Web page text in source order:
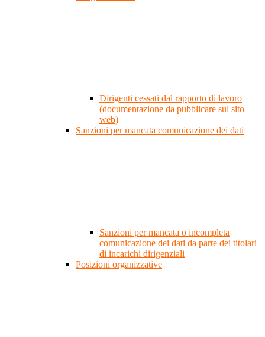
Dirigenti cessati dal rapporto di lavoro
(documentazione da pubblicare sul sito
web)
Sanzioni per mancata comunicazione dei dati
Sanzioni per mancata o incompleta
comunicazione dei dati da parte dei titolari
di incarichi dirigenziali
Posizioni organizzative